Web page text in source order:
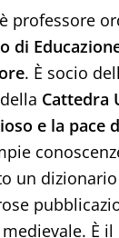
professore
di
. È socio
Cattedra
e la pace
un
È